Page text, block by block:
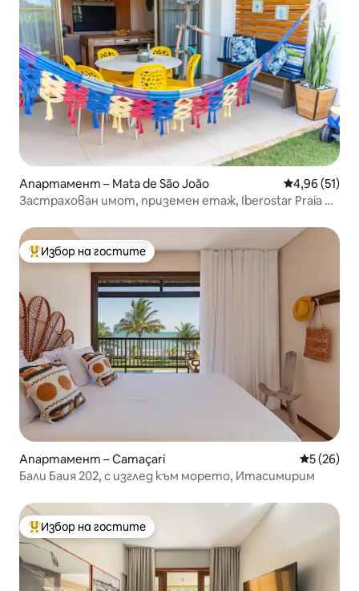
Апартамент – Mata de São João Средна
4,96 (51)
Застрахован имот, приземен етаж, Iberostar Praia do
Най-популярен избор на гостите
Избор на гостите
Апартамент – Camaçari Средна
5 (26)
Бали Баия 202, с изглед към морето, Итасимирим
Най-популярен избор на гостите
Избор на гостите